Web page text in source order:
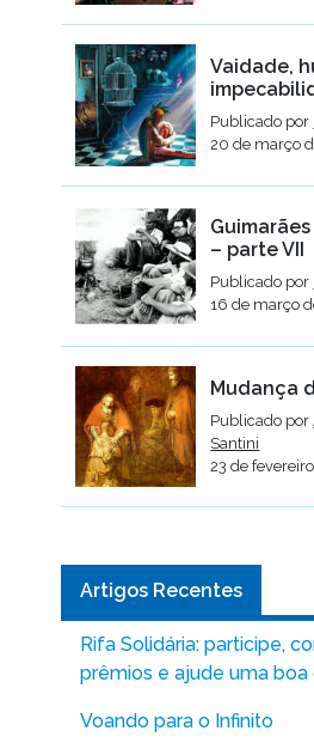
Vaidade,
Publicado por
20 de março
– parte VII
Publicado por
16 de março
Mudança
Publicado por
Santini
23 de
Artigos Recentes
Rifa Solidária: participe,
prêmios e ajude uma boa
Voando para o Infinito